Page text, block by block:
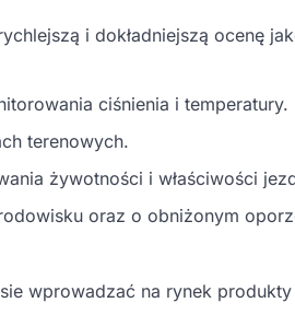
i dokładniejszą ocenę
ciśnienia i temperatury.
terenowych.
żywotności i właściwości
oraz o obniżonym
wprowadzać na rynek produkty